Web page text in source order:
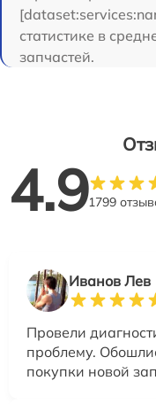
статистике в
запчастей.
4.91799
Иванов Лев
Провели
проблему.
покупки новой